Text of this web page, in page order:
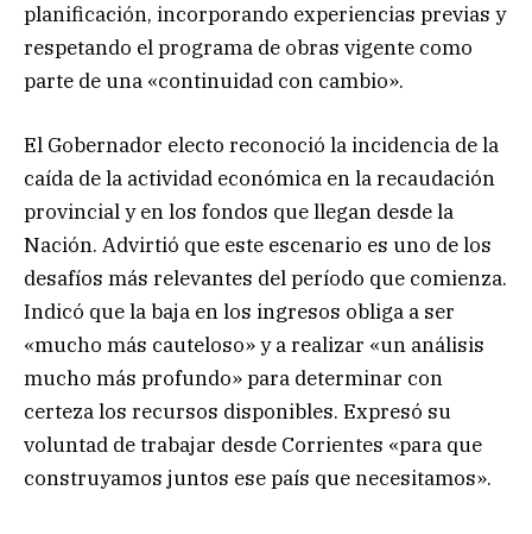
planificación, incorporando experiencias previas y
respetando el programa de obras vigente como
parte de una «continuidad con cambio».
El Gobernador electo reconoció la incidencia de la
caída de la actividad económica en la recaudación
provincial y en los fondos que llegan desde la
Nación. Advirtió que este escenario es uno de los
desafíos más relevantes del período que comienza.
Indicó que la baja en los ingresos obliga a ser
«mucho más cauteloso» y a realizar «un análisis
mucho más profundo» para determinar con
certeza los recursos disponibles. Expresó su
voluntad de trabajar desde Corrientes «para que
construyamos juntos ese país que necesitamos».